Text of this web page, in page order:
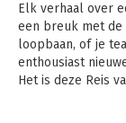
Elk verhaal over
een breuk met de
loopbaan, of je
enthousiast
Het is deze Reis